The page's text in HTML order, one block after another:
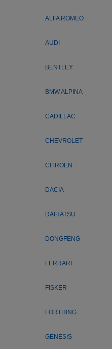
ALFA ROMEO
AUDI
BENTLEY
BMW ALPINA
CADILLAC
CHEVROLET
CITROEN
DACIA
DAIHATSU
DONGFENG
FERRARI
FISKER
FORTHING
GENESIS